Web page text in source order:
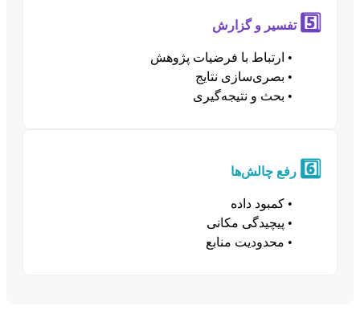
5️⃣ تفسیر و گزارش
• ارتباط با فرضیات پژوهش
• بصری‌سازی نتایج
• بحث و نتیجه‌گیری
6️⃣ رفع چالش‌ها
• کمبود داده
• پیچیدگی مکانی
• محدودیت منابع